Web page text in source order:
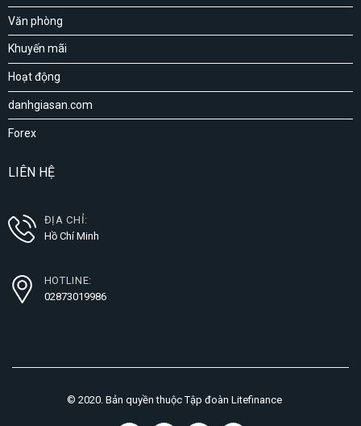
Văn phòng
Khuyến mãi
Hoạt động
danhgiasan.com
Forex
LIÊN HỆ
ĐỊA CHỈ:
Hồ Chí Minh
HOTLINE:
02873019986
© 2020. Bản quyền thuộc Tập đoàn Litefinance